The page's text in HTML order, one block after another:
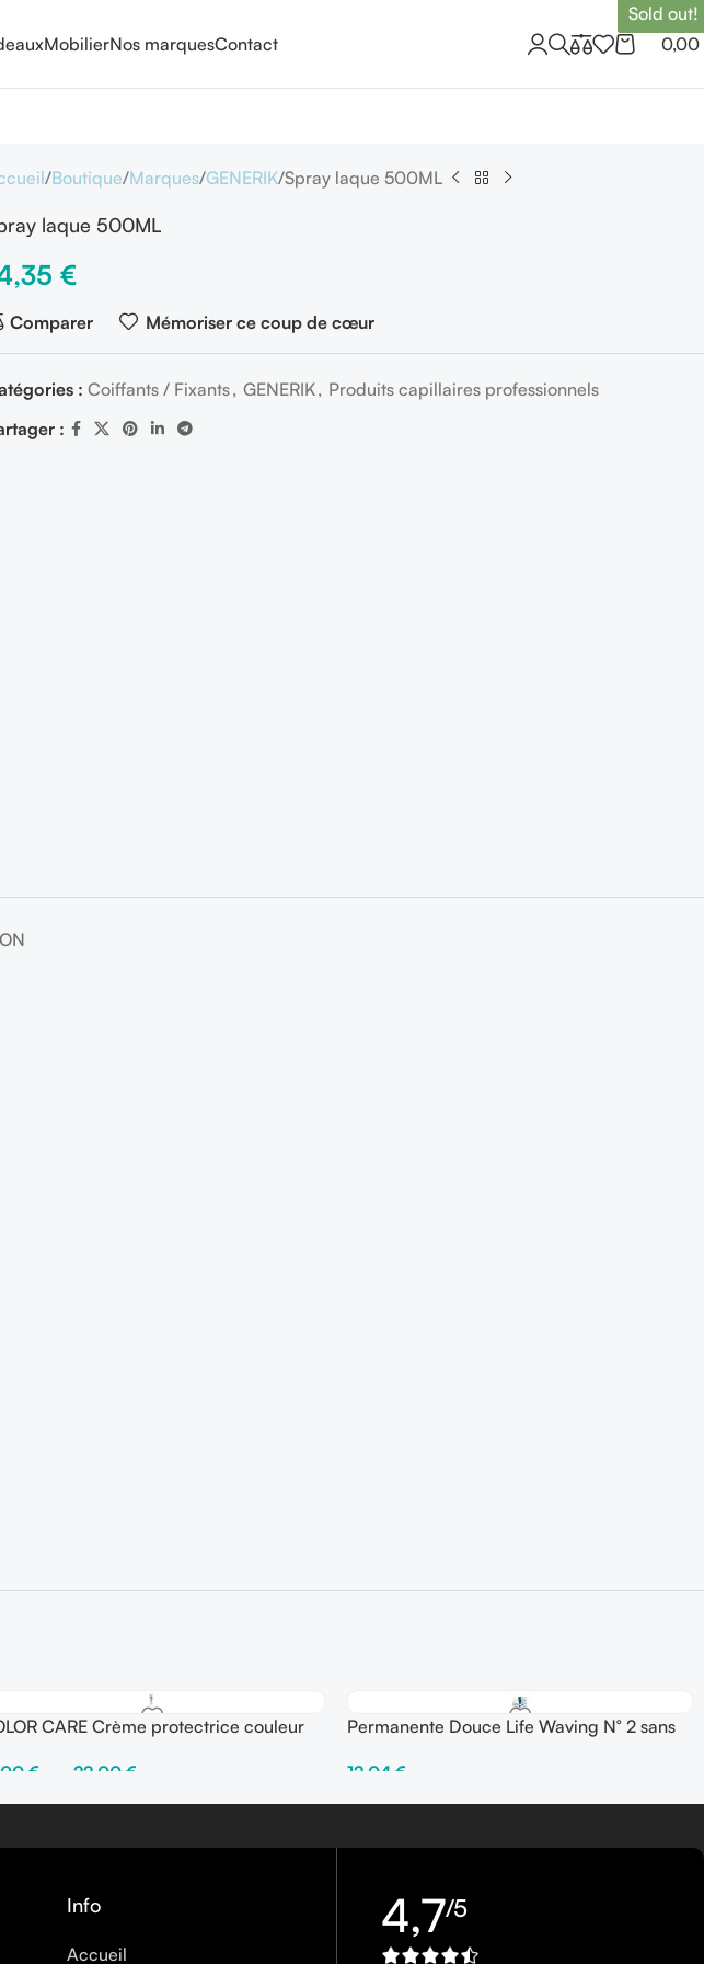
MobilierNos marquesContact 0,00
Sold out!
Boutique Marques GENERIK Spray laque 500ML
laque 500ML
€
Comparer Mémoriser ce coup de cœur
: Coiffants / Fixants, GENERIK, Produits capillaires professionnels
:
CARE Crème protectrice couleur
€ 22,00 €
Des Options
Permanente Douce Life Waving N° 2 sans
12,04 €
Ajouter Au Panier
Info
Accueil
4,7/5